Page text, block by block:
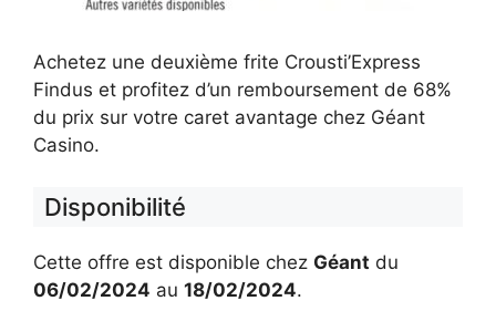
Achetez une deuxième frite Crousti’Express
Findus et profitez d’un remboursement de 68%
du prix sur votre caret avantage chez Géant
Casino.
Disponibilité
Cette offre est disponible chez Géant du
06/02/2024 au 18/02/2024.